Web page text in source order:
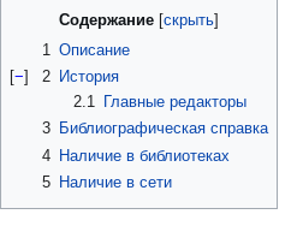
Содержание
1 Описание
[−] 2
История
2.1
Главные редакторы
3
Библиографическая справка
4 Наличие в библиотеках
5
Наличие в сети